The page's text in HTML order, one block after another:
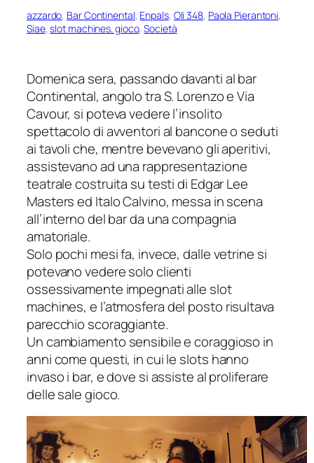
azzardo, Bar Continental, Enpals, Oli 348, Paola Pierantoni
Siae, slot machines. gioco, Società
Domenica sera, passando davanti al bar
Continental, angolo tra S. Lorenzo e Via
Cavour, si poteva vedere l’insolito
spettacolo di avventori al bancone o seduti
ai tavoli che, mentre bevevano gli aperitivi,
assistevano ad una rappresentazione
teatrale costruita su testi di Edgar Lee
Masters ed Italo Calvino, messa in scena
all’interno del bar da una compagnia
amatoriale.
Solo pochi mesi fa, invece, dalle vetrine si
potevano vedere solo clienti
ossessivamente impegnati alle slot
machines, e l’atmosfera del posto risultava
parecchio scoraggiante.
Un cambiamento sensibile e coraggioso in
anni come questi, in cui le slots hanno
invaso i bar, e dove si assiste al proliferare
delle sale gioco.